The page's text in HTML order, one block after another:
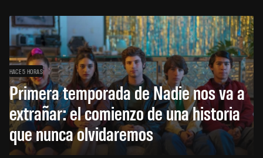
HACE 5 HORAS
Primera temporada de Nadie nos va a
extrañar: el comienzo de una historia
que nunca olvidaremos